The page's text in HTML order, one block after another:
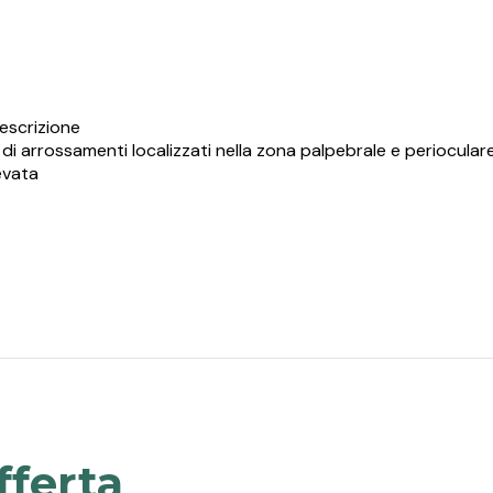
arrossamenti localizzati nella zona palpebrale e
cutanea rende il prodotto ideale in caso di squilibrio
su pelli sensibili.